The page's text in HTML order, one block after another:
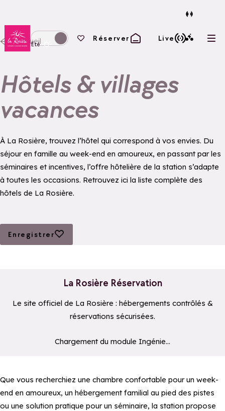
Retour à la page d'accueil
Basculer l'affichage en mode hiver
Eté
Vos favoris
Réserver Live
Accueil
Hôtels & villages
vacances
À La Rosière, trouvez l’hôtel qui correspond à vos envies. Du
séjour en famille au week-end en amoureux, en passant par les
séminaires et incentives, l’offre hôtelière de la station s’adapte
à toutes les occasions. Retrouvez ici la liste complète des
hôtels de La Rosière.
Enregistrer
aux favoris
La Rosière Réservation
Le site officiel de La Rosière : hébergements contrôlés &
réservations sécurisées.
Le moteur de recherche ci-dessous est fourni par un
Chargement du module Ingénie...
Que vous recherchiez une chambre confortable pour un week-
end en amoureux, un hébergement familial au pied des pistes
ou une solution pratique pour un séminaire, la station propose